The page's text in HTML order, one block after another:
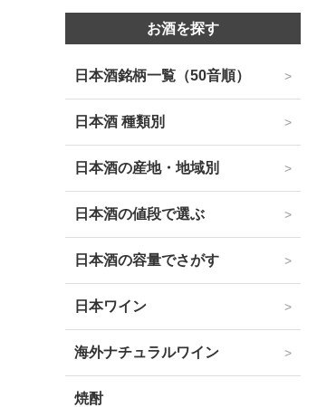
お酒を探す
日本酒銘柄一覧（50音順）
日本酒 種類別
日本酒の産地・地域別
日本酒の値段で選ぶ
日本酒の容量でさがす
日本ワイン
海外ナチュラルワイン
焼酎